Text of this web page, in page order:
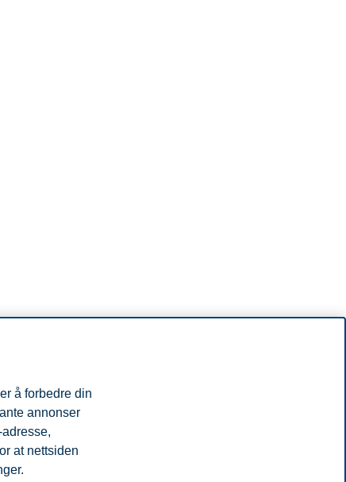
å forbedre din
annonser
at nettsiden